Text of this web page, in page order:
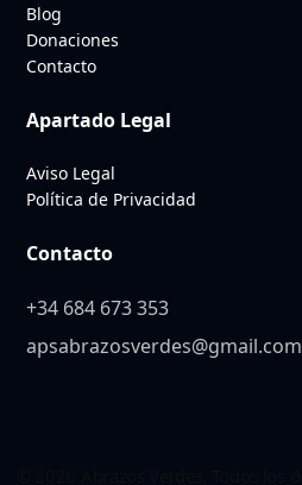
Blog
Donaciones
Contacto
Apartado Legal
Aviso Legal
Política de Privacidad
Contacto
+34 684 673 353
apsabrazosverdes@gmail.com